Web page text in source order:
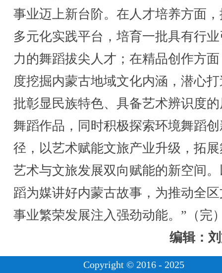
事业迈上新台阶。在人才培养方面
多元化实践平台，培育一批具有行
力的舞蹈拔尖人才；在精品创作方
度挖掘内蒙古地域文化内涵，潜心
批彰显民族特色、具备艺术辨识度
舞蹈作品，同时积极探索环境舞蹈
径，以艺术赋能文旅产业升级，拓
艺术与文旅发展双向赋能的新空间
蹈为媒讲好内蒙古故事，为推动全
事业繁荣发展注入强劲动能。”（完
编辑：
Copyright © 2016 - 2025